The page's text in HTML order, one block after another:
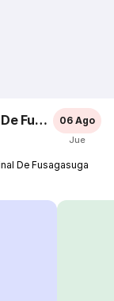
06 Ago
Jue
De Fusagasuga